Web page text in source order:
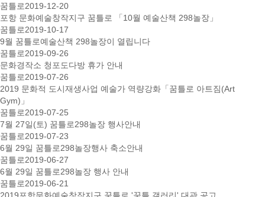
꿈틀로2019-12-20
포항 문화예술창작지구 꿈틀로 「10월 예술산책 298놀장」
꿈틀로2019-10-17
9월 꿈틀로예술산책 298놀장이 열립니다
꿈틀로2019-09-26
문화경작소 청포도다방 휴가 안내
꿈틀로2019-07-26
2019 문화적 도시재생사업 예술가 역량강화「꿈틀로 아트짐(Art
Gym)」
꿈틀로2019-07-25
7월 27일(토) 꿈틀로298놀장 행사안내
꿈틀로2019-07-23
6월 29일 꿈틀로298놀장행사 축소안내
꿈틀로2019-06-27
6월 29일 꿈틀로298놀장 행사 안내
꿈틀로2019-06-21